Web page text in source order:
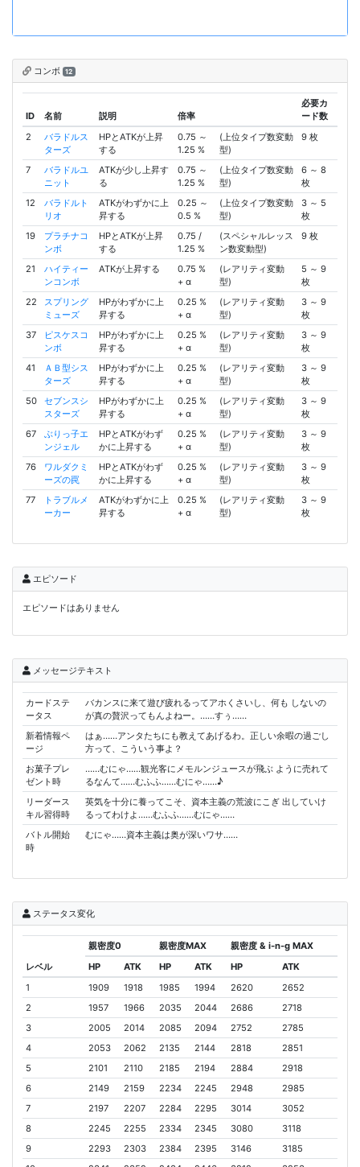
コンボ 12
ID 名前 説明 倍率
必要カ
ード数
2
バラドルス
ターズ
HPとATKが上昇
する
0.75 ～
1.25 %
(上位タイプ数変動
型)
9 枚
7
バラドルユ
ニット
ATKが少し上昇す
る
0.75 ～
1.25 %
(上位タイプ数変動
型)
6 ～ 8
枚
12
バラドルト
リオ
ATKがわずかに上
昇する
0.25 ～
0.5 %
(上位タイプ数変動
型)
3 ～ 5
枚
19
プラチナコ
ンボ
HPとATKが上昇
する
0.75 /
1.25 %
(スペシャルレッス
ン数変動型)
9 枚
21
ハイティー
ンコンボ
ATKが上昇する
0.75 %
+ α
(レアリティ変動
型)
5 ～ 9
枚
22
スプリング
ミューズ
HPがわずかに上
昇する
0.25 %
+ α
(レアリティ変動
型)
3 ～ 9
枚
37
ピスケスコ
ンボ
HPがわずかに上
昇する
0.25 %
+ α
(レアリティ変動
型)
3 ～ 9
枚
41
ＡＢ型シス
ターズ
HPがわずかに上
昇する
0.25 %
+ α
(レアリティ変動
型)
3 ～ 9
枚
50
セブンスシ
スターズ
HPがわずかに上
昇する
0.25 %
+ α
(レアリティ変動
型)
3 ～ 9
枚
67
ぶりっ子エ
ンジェル
HPとATKがわず
かに上昇する
0.25 %
+ α
(レアリティ変動
型)
3 ～ 9
枚
76
ワルダクミ
ーズの罠
HPとATKがわず
かに上昇する
0.25 %
+ α
(レアリティ変動
型)
3 ～ 9
枚
77
トラブルメ
ーカー
ATKがわずかに上
昇する
0.25 %
+ α
(レアリティ変動
型)
3 ～ 9
枚
エピソード
エピソードはありません
メッセージテキスト
カードステ
ータス
バカンスに来て遊び疲れるってアホくさいし、何も しないの
が真の贅沢ってもんよねー。……すぅ……
新着情報ペ
ージ
はぁ……アンタたちにも教えてあげるわ。正しい余暇の過ごし
方って、こういう事よ？
お菓子プレ
ゼント時
……むにゃ……観光客にメモルンジュースが飛ぶ ように売れて
るなんて……むふふ……むにゃ……♪
リーダース
キル習得時
英気を十分に養ってこそ、資本主義の荒波にこぎ 出していけ
るってわけよ……むふふ……むにゃ……
バトル開始
時
むにゃ……資本主義は奥が深いワサ……
ステータス変化
レベル
親密度0 親密度MAX
親密度 & i-n-g MAX
HP
ATK HP ATK HP
ATK
1
1909 1918 1985 1994 2620
2652
2
1957 1966 2035 2044 2686
2718
3
2005 2014 2085 2094 2752
2785
4
2053 2062 2135 2144 2818
2851
5
2101 2110 2185 2194 2884
2918
6
2149 2159 2234 2245 2948
2985
7
2197 2207 2284 2295 3014
3052
8
2245 2255 2334 2345 3080
3118
9
2293 2303 2384 2395 3146
3185